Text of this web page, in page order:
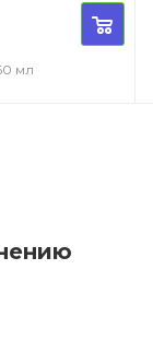
мл